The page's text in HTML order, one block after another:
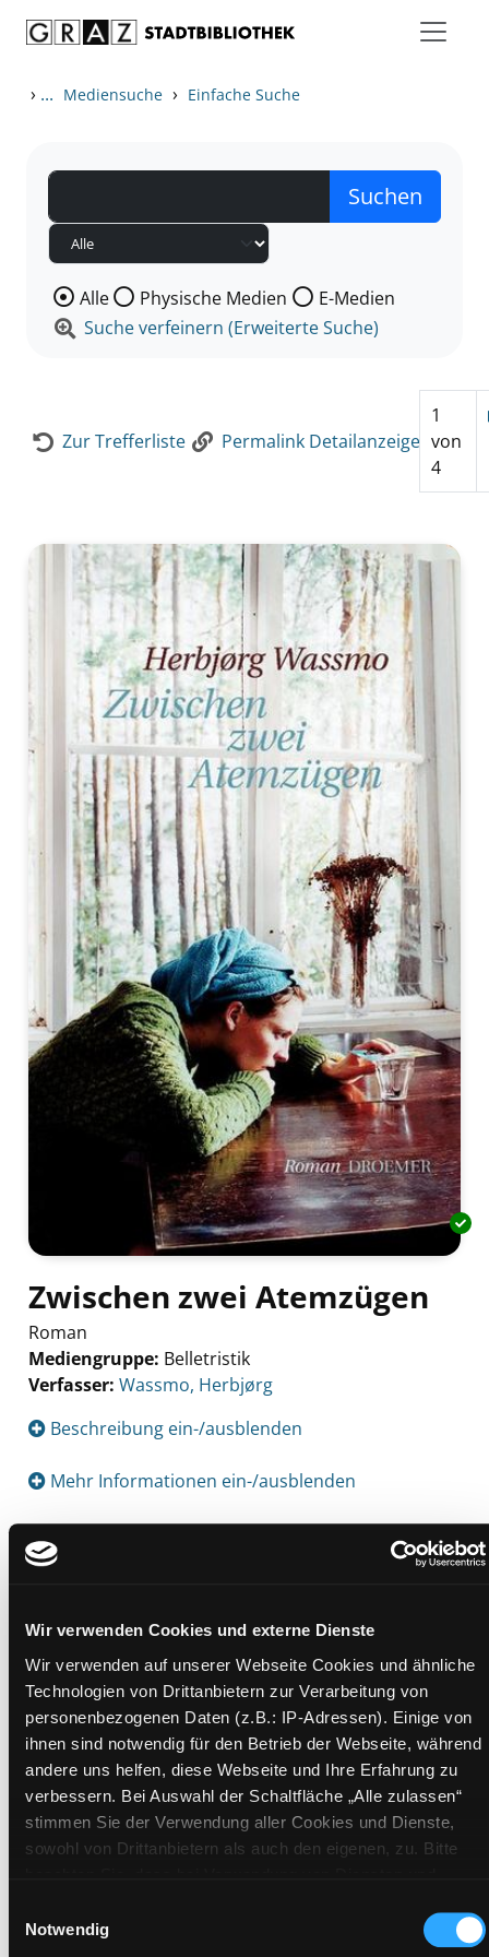
Wir verwenden Cookies und externe Dienste
Wir verwenden auf unserer Webseite Cookies und ähnliche
Technologien von Drittanbietern zur Verarbeitung von
personenbezogenen Daten (z.B.: IP-Adressen). Einige von
ihnen sind notwendig für den Betrieb der Webseite, während
andere uns helfen, diese Webseite und Ihre Erfahrung zu
verbessern. Bei Auswahl der Schaltfläche „Alle zulassen“
stimmen Sie der Verwendung aller Cookies und Dienste,
sowohl von Drittanbietern als auch den eigenen, zu. Bitte
unsicheren Drittländern (Länder außerhalb des EWR ohne
adäquates Datenschutzniveau) stattfinden kann. In diesem
Notwendig
› ... Mediensuche › Einfache Suche
Wählen Sie die Medienart nach der Sie suchen wollen.
Alle Physische Medien
E-Medien
Suche verfeinern (Erweiterte Suche)
Zur Trefferliste Permalink Detailanzeige
1
von
4
Zwischen zwei Atemzügen
Roman
Mediengruppe: Belletristik
Verfasser: Suche nach diesem Verfasser
Wassmo, Herbjørg
Beschreibung ein-/ausblenden
Mehr Informationen ein-/ausblenden
Zweigstelle:Ost - Schillerstraße
Signatur:DR WAS
Standort 2: Ausleihe
Status:Verfügbar
Vorbestellungen:0
Mediengruppe:
Belletristik
Frist:
Barcode: 0906BU00234